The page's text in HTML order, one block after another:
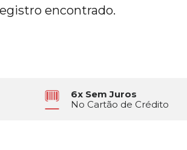
encontrado.
6x Sem Juros
No Cartão de Crédito